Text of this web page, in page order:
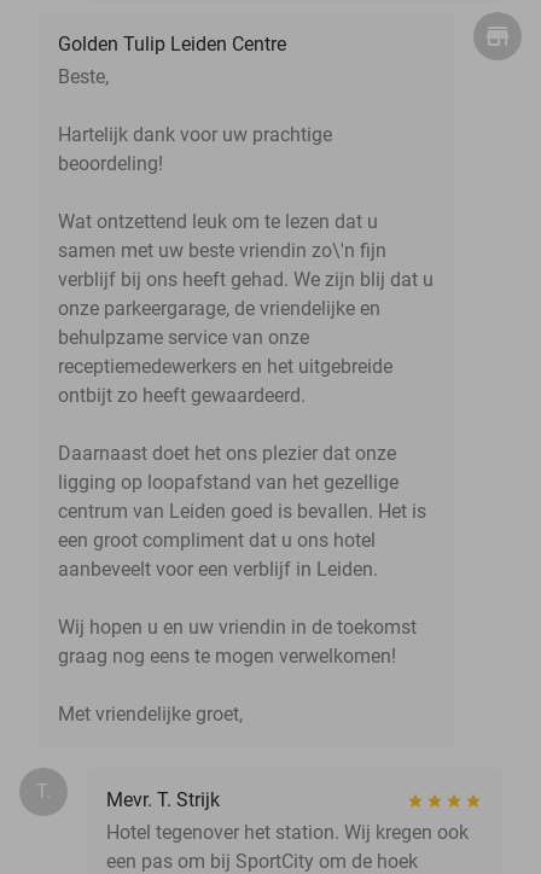
Golden Tulip Leiden Centre
Beste,
Hartelijk dank voor uw prachtige
beoordeling!
Wat ontzettend leuk om te lezen dat u
samen met uw beste vriendin zo\'n fijn
verblijf bij ons heeft gehad. We zijn blij dat u
onze parkeergarage, de vriendelijke en
behulpzame service van onze
receptiemedewerkers en het uitgebreide
ontbijt zo heeft gewaardeerd.
Daarnaast doet het ons plezier dat onze
ligging op loopafstand van het gezellige
centrum van Leiden goed is bevallen. Het is
een groot compliment dat u ons hotel
aanbeveelt voor een verblijf in Leiden.
Wij hopen u en uw vriendin in de toekomst
graag nog eens te mogen verwelkomen!
Met vriendelijke groet,
T.
Mevr. T. Strijk
Hotel tegenover het station. Wij kregen ook
een pas om bij SportCity om de hoek